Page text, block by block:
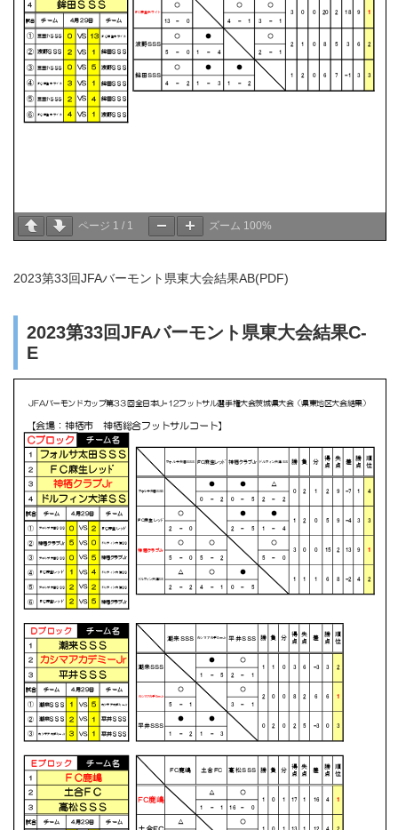
ページ 1 / 1 ズーム 100%
2023第33回JFAバーモント県東大会結果AB(PDF)
2023第33回JFAバーモント県東大会結果C-
E